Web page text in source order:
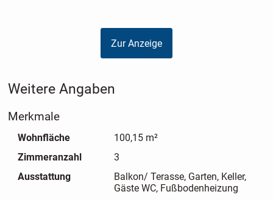
Haus A ist bezugsfertig.
Zur Anzeige
Weitere Angaben
Merkmale
Wohnfläche
100,15 m²
Zimmeranzahl
3
Ausstattung
Balkon/ Terasse, Garten, Keller,
Gäste WC, Fußbodenheizung